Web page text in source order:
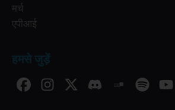
मर्च
एपीआई
हमसे जुड़ें